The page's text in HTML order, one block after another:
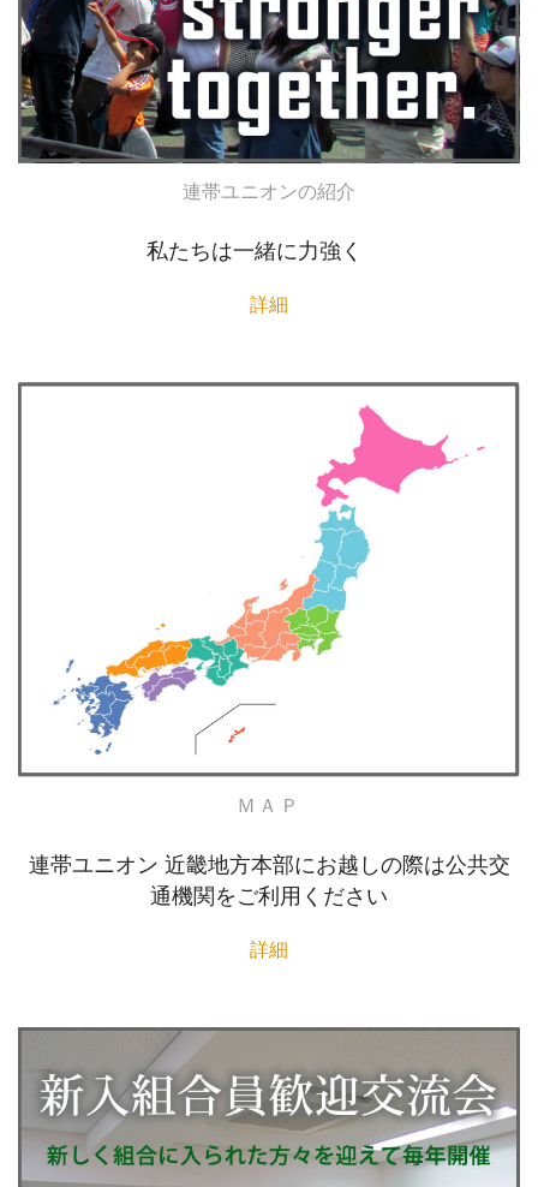
連帯ユニオンの紹介
私たちは一緒に力強く
詳細
ＭＡＰ
連帯ユニオン 近畿地方本部にお越しの際は公共交
通機関をご利用ください
詳細